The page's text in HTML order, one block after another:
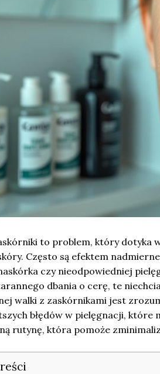
to problem, który dotyka
Często są efektem
czy nieodpowiedniej
dbania o cerę, te
walki z zaskórnikami jest
błędów w pielęgnacji, które
rutynę, która pomoże